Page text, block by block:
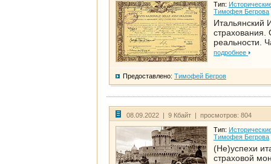
Тип:
Тимофея Бегрова
Итальянский
страхования.
реальности.
подробнее
Предоставлено: Тимофей Бегров
08.09.2022 | 9 Кбайт | просмотров: 804
Тип:
Тимофея Бегрова
(Не)успехи
страховой